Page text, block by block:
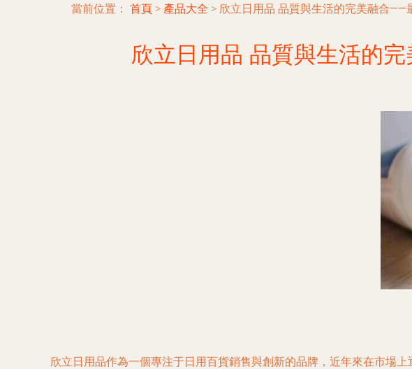
當前位置： 首頁 > 產品大全 > 欣立日用品 品質與生活的完美融合——
欣立日用品 品質與生活的
欣立日用品作為一個專注于日用百貨銷售與創新的品牌，近年來在市場